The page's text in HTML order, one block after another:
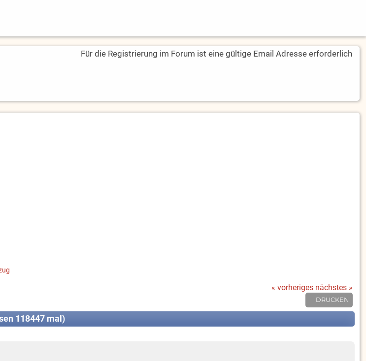
Für die Registrierung im Forum ist eine gültige Email Adresse erforderlich
« vorheriges nächstes »
DRUCKEN
118447 mal)